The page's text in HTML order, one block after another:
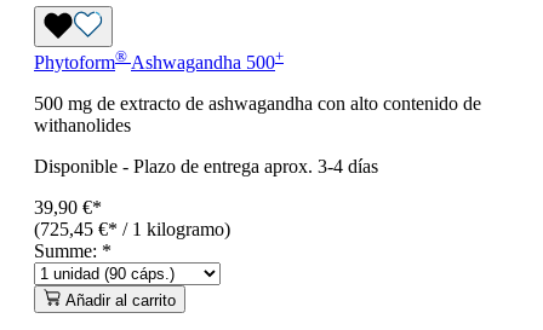
Phytoform® Ashwagandha 500+
500 mg de extracto de ashwagandha con alto contenido de
withanolides
Disponible - Plazo de entrega aprox. 3-4 días
39,90 €*
(725,45 €* / 1 kilogramo)
Summe: *
Añadir al carrito